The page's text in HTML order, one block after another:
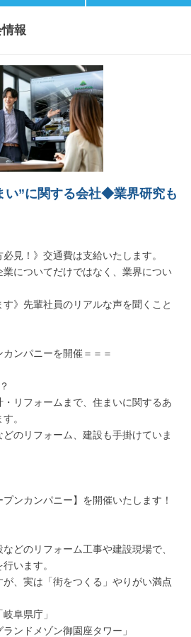
報
い”に関する会社◆業界研究も
見！》交通費は支給いたします。
業についてだけではなく、業界につい
す》先輩社員のリアルな声を聞くこと
ンパニーを開催＝＝＝
リフォームまで、住まいに関するあ
。
のリフォーム、建設も手掛けていま
ンカンパニー】を開催いたします！
どのリフォーム工事や建設現場で、
います。
、実は「街をつくる」やりがい満点
阜県庁」
ンドメゾン御園座タワー」